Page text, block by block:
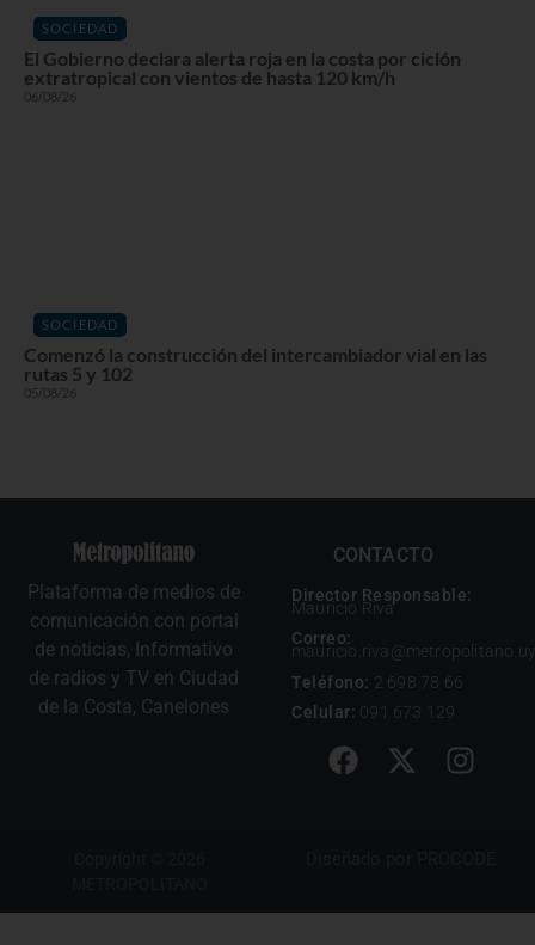
SOCIEDAD
El Gobierno declara alerta roja en la costa por ciclón
extratropical con vientos de hasta 120 km/h
06/08/26
SOCIEDAD
Comenzó la construcción del intercambiador vial en las
rutas 5 y 102
05/08/26
Plataforma de medios de
comunicación con portal
de noticias, Informativo
de radios y TV en Ciudad
de la Costa, Canelones
CONTACTO
Director Responsable:
Mauricio Riva
Correo:
mauricio.riva@metropolitano.uy
Teléfono: 2 698 78 66
Celular: 091 673 129